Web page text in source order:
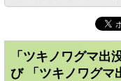
「ツキノワグマ出
び 「ツキノワグマ